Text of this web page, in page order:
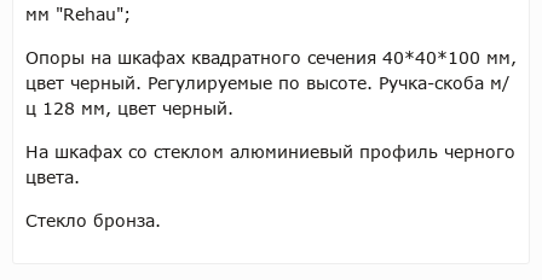
мм "Rehau";
Опоры на шкафах квадратного сечения 40*40*100 мм,
цвет черный. Регулируемые по высоте. Ручка-скоба м/
ц 128 мм, цвет черный.
На шкафах со стеклом алюминиевый профиль черного
цвета.
Стекло бронза.